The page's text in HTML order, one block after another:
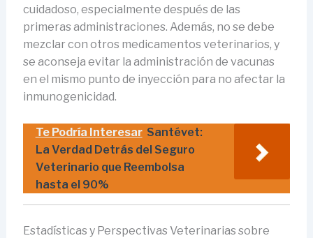
cuidadoso, especialmente después de las
primeras administraciones. Además, no se debe
mezclar con otros medicamentos veterinarios, y
se aconseja evitar la administración de vacunas
en el mismo punto de inyección para no afectar la
inmunogenicidad.
Te Podría Interesar Santévet:
La Verdad Detrás del Seguro
Veterinario que Reembolsa
hasta el 90%
Estadísticas y Perspectivas Veterinarias sobre